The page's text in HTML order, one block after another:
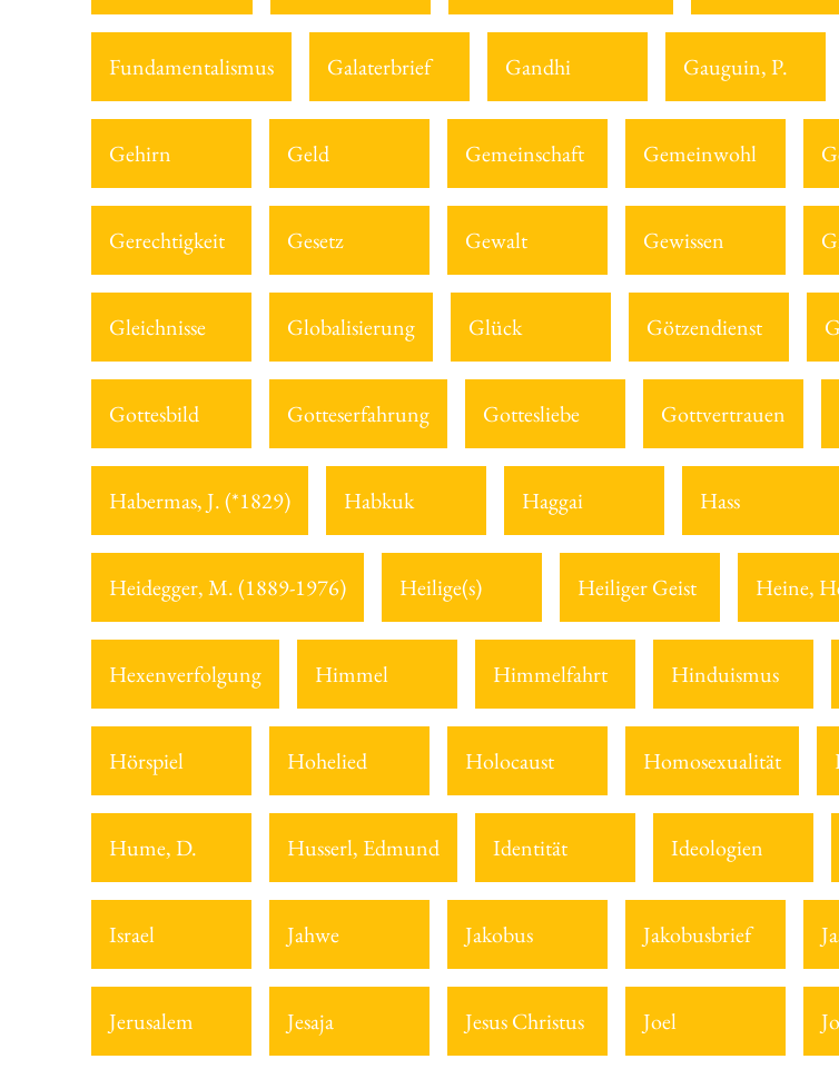
Fundamentalismus Galaterbrief Gandhi Gauguin, P.
Gehirn Geld Gemeinschaft Gemeinwohl
Gerechtigkeit Gesetz Gewalt Gewissen
Gleichnisse Globalisierung Glück Götzendienst
Gottesbild Gotteserfahrung Gottesliebe Gottvertrauen
Habermas, J. (*1829) Habkuk Haggai Hass
Heidegger, M. (1889-1976) Heilige(s) Heiliger Geist Heine,
Hexenverfolgung Himmel Himmelfahrt Hinduismus
Hörspiel Hohelied Holocaust Homosexualität
Hume, D. Husserl, Edmund Identität Ideologien
Israel Jahwe Jakobus Jakobusbrief
Jerusalem Jesaja Jesus Christus Joel